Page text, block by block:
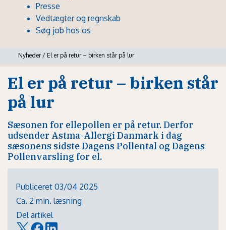
Presse
Vedtægter og regnskab
Søg job hos os
Nyheder / El er på retur – birken står på lur
El er på retur – birken står
på lur
Sæsonen for ellepollen er på retur. Derfor
udsender Astma-Allergi Danmark i dag
sæsonens sidste Dagens Pollental og Dagens
Pollenvarsling for el.
Publiceret 03/04 2025
Ca. 2 min. læsning
Del artikel